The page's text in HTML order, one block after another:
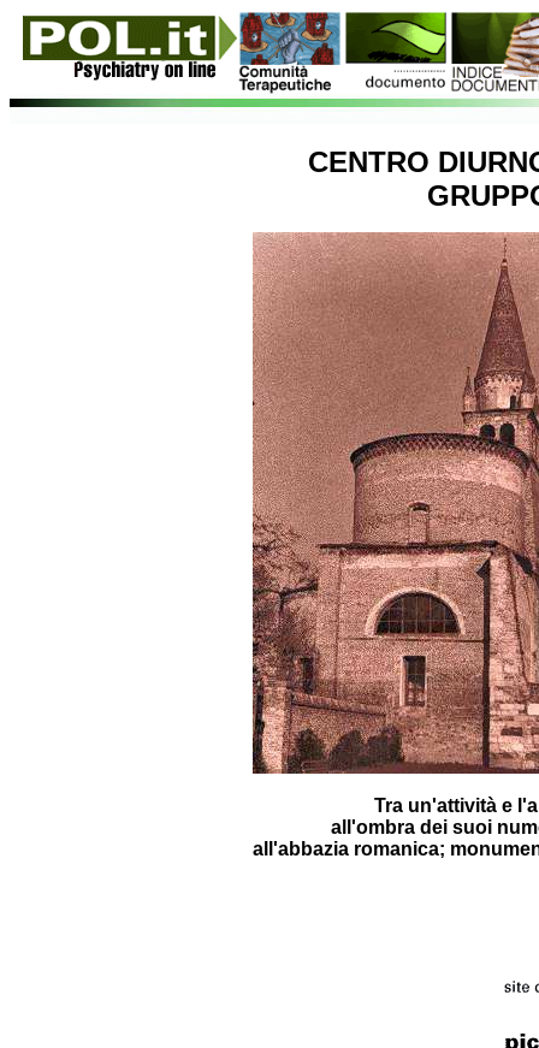
CENTRO
Tra un'attività e
all'ombra dei suoi
all'abbazia romanica;